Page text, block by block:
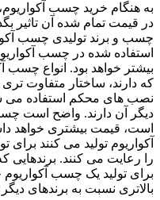
به هنگام خرید چسب
در قیمت تمام شده آن تاثیر
چسب و برند تولیدی چسب
استفاده شده در چسب
بیشتر خواهد بود. انواع
که دارند، ساختار متفاوت
نصب های محکم استفاده می
دیگر آن دارند. واضح است
است، قیمت بیشتری خواهد
آکواریوم تولید می کنند برای
را رعایت می کنند. برندهایی
برای تولید یک چسب
بالاتری نسبت به برندهای دیگر